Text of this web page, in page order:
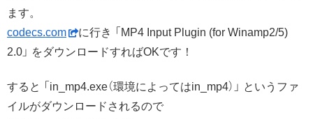
ます。
codecs.com
に行き 「MP4 Input Plugin (for Winamp2/5)
2.0」 をダウンロードすればOKです！
すると 「in_mp4.exe（環境によってはin_mp4）」 というファ
イルがダウンロードされるので